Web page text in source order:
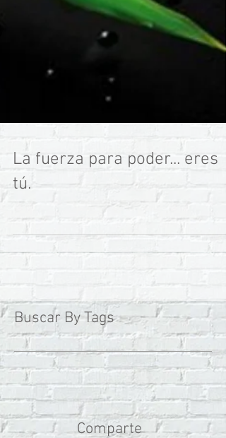
Buscar By Tags
La fuerza para poder... eres
tú.